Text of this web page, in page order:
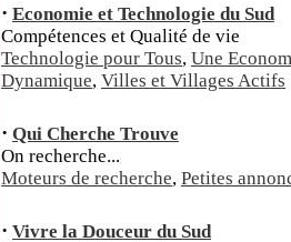
· Economie et Technologie du Sud
Compétences et Qualité de vie
Technologie pour Tous, Une
Dynamique, Villes et Villages Actifs
· Qui Cherche Trouve
On recherche...
Moteurs de recherche, Petites
· Vivre la Douceur du Sud